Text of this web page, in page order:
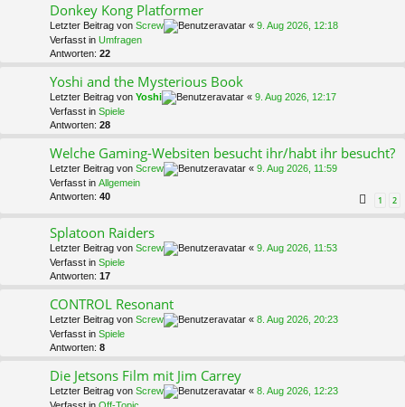
Donkey Kong Platformer
Letzter Beitrag von Screw « 9. Aug 2026, 12:18
Verfasst in Umfragen
Antworten: 22
Yoshi and the Mysterious Book
Letzter Beitrag von Yoshi « 9. Aug 2026, 12:17
Verfasst in Spiele
Antworten: 28
Welche Gaming-Websiten besucht ihr/habt ihr besucht?
Letzter Beitrag von Screw « 9. Aug 2026, 11:59
Verfasst in Allgemein
Antworten: 40 1 2
Splatoon Raiders
Letzter Beitrag von Screw « 9. Aug 2026, 11:53
Verfasst in Spiele
Antworten: 17
CONTROL Resonant
Letzter Beitrag von Screw « 8. Aug 2026, 20:23
Verfasst in Spiele
Antworten: 8
Die Jetsons Film mit Jim Carrey
Letzter Beitrag von Screw « 8. Aug 2026, 12:23